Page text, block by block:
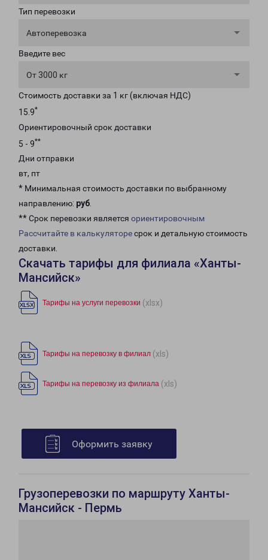
Тип перевозки
Автоперевозка
Введите вес
От 3000 кг
Стоимость доставки за 1 кг (включая НДС)
15.9*
Ориентировочный срок доставки
5 - 9**
Дни отправки
вт, пт
* Минимальная стоимость доставки по выбранному
направлению: руб.
** Срок перевозки является ориентировочным
Рассчитайте в калькуляторесрок и детальную стоимость
доставки.
Скачать тарифы для филиала «Ханты-
Мансийск»
Тарифы на услуги перевозки (xlsx)
Тарифы на перевозку в филиал (xls)
Тарифы на перевозку из филиала (xls)
Оформить заявку
Грузоперевозки по маршруту Ханты-
Мансийск - Пермь